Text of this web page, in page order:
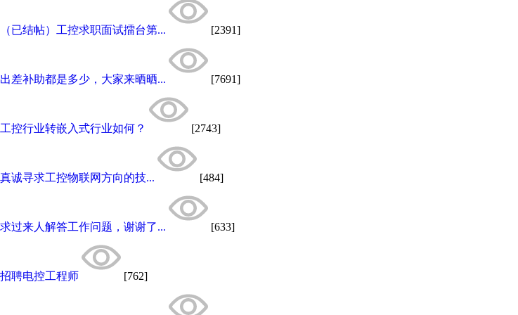
（已结帖）工控求职面试擂台第... [2391]
出差补助都是多少，大家来晒晒... [7691]
工控行业转嵌入式行业如何？ [2743]
真诚寻求工控物联网方向的技... [484]
求过来人解答工作问题，谢谢了... [633]
招聘电控工程师 [762]